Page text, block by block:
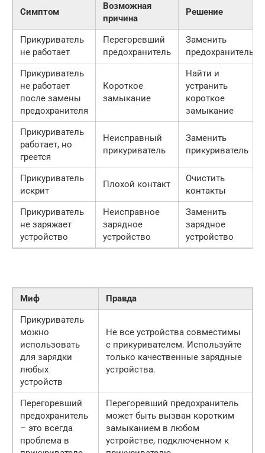
Симптом
Возможная
причина
Решение
Прикуриватель
не работает
Перегоревший
предохранитель
Заменить
предохранитель
Прикуриватель
не работает
после замены
предохранителя
Короткое
замыкание
Найти и
устранить
короткое
замыкание
Прикуриватель
работает, но
греется
Неисправный
прикуриватель
Заменить
прикуриватель
Прикуриватель
искрит
Плохой контакт
Очистить
контакты
Прикуриватель
не заряжает
устройство
Неисправное
зарядное
устройство
Заменить
зарядное
устройство
Миф
Правда
Прикуриватель
можно
использовать
для зарядки
любых
устройств
Не все устройства совместимы
с прикуривателем. Используйте
только качественные зарядные
устройства.
Перегоревший
предохранитель
– это всегда
проблема в
Перегоревший предохранитель
может быть вызван коротким
замыканием в любом
устройстве, подключенном к